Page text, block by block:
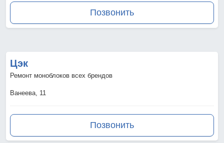
Позвонить
Цэк
Ремонт моноблоков всех брендов
Ванеева, 11
Позвонить